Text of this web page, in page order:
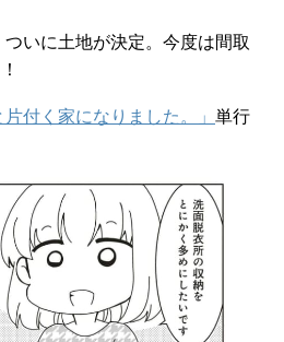
いに土地が決定。今度は間取
付く家になりました。」 単行